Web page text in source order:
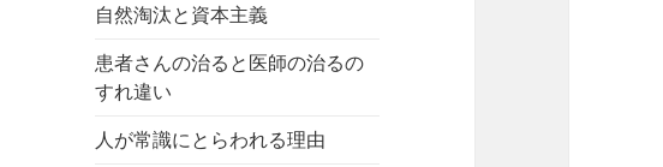
自然淘汰と資本主義
患者さんの治ると医師の治るの
すれ違い
人が常識にとらわれる理由